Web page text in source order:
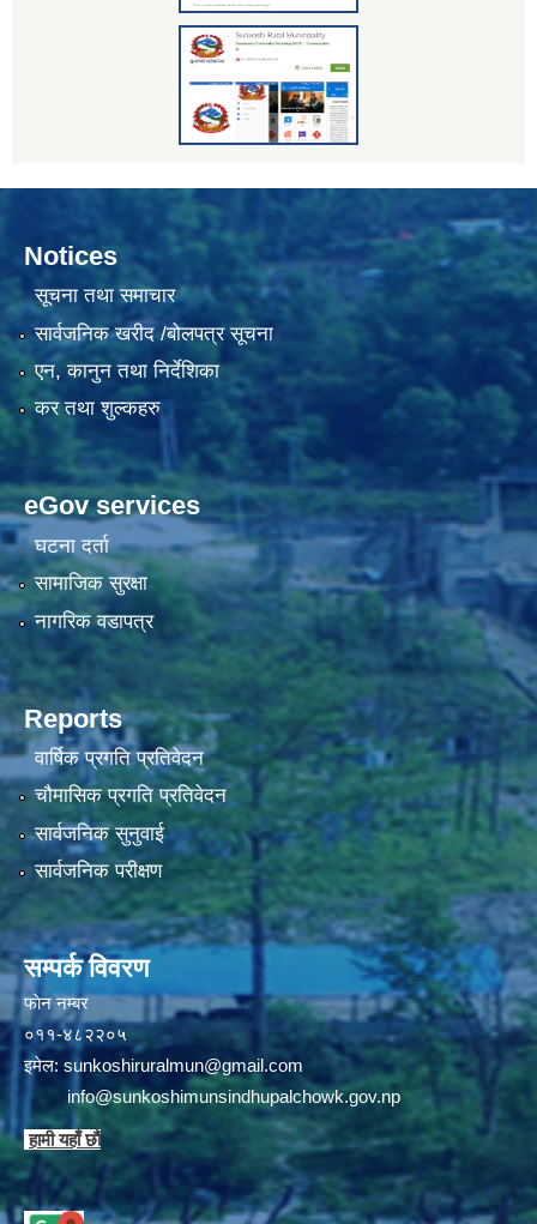
Notices
सूचना तथा समाचार
सार्वजनिक खरीद /बोलपत्र सूचना
एन, कानुन तथा निर्देशिका
कर तथा शुल्कहरु
eGov services
घटना दर्ता
सामाजिक सुरक्षा
नागरिक वडापत्र
Reports
वार्षिक प्रगति प्रतिवेदन
चौमासिक प्रगति प्रतिवेदन
सार्वजनिक सुनुवाई
सार्वजनिक परीक्षण
सम्पर्क विवरण
फाेन न‌‍‍‍‌‌म्बर
०११-४८२२०५
इमेल: sunkoshiruralmun@gmail.com
info@sunkoshimunsindhupalchowk.gov.np
हामी यहाँ छाै‌ं